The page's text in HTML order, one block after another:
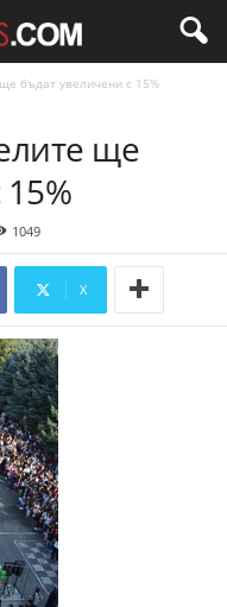
бъдат увеличени с 15%
ще
1049
X